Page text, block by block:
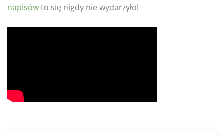
napisówto się nigdy nie wydarzyło!